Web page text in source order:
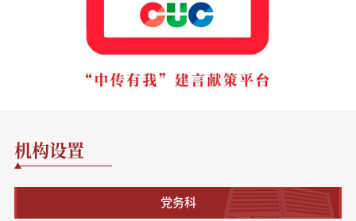
机构设置
党务科